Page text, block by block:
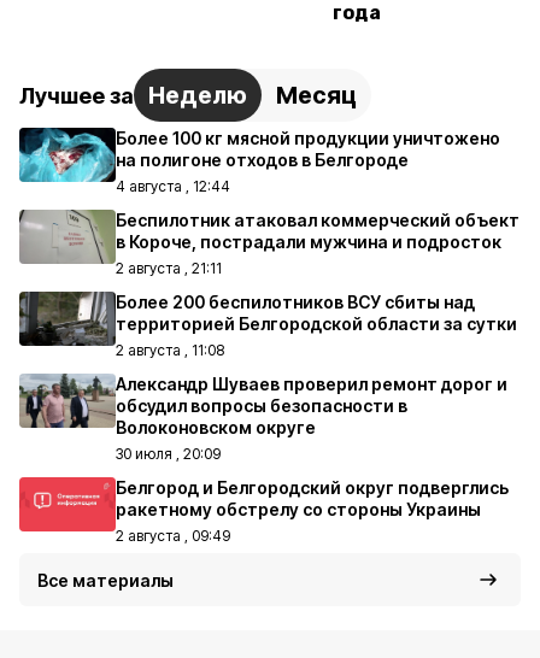
года
Лучшее за Неделю Месяц
Более 100 кг мясной продукции уничтожено
на полигоне отходов в Белгороде
4 августа , 12:44
Беспилотник атаковал коммерческий объект
в Короче, пострадали мужчина и подросток
2 августа , 21:11
Более 200 беспилотников ВСУ сбиты над
территорией Белгородской области за сутки
2 августа , 11:08
Александр Шуваев проверил ремонт дорог и
обсудил вопросы безопасности в
Волоконовском округе
30 июля , 20:09
Белгород и Белгородский округ подверглись
ракетному обстрелу со стороны Украины
2 августа , 09:49
Все материалы